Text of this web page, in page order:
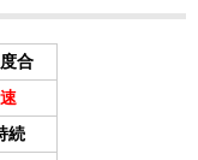
合
続